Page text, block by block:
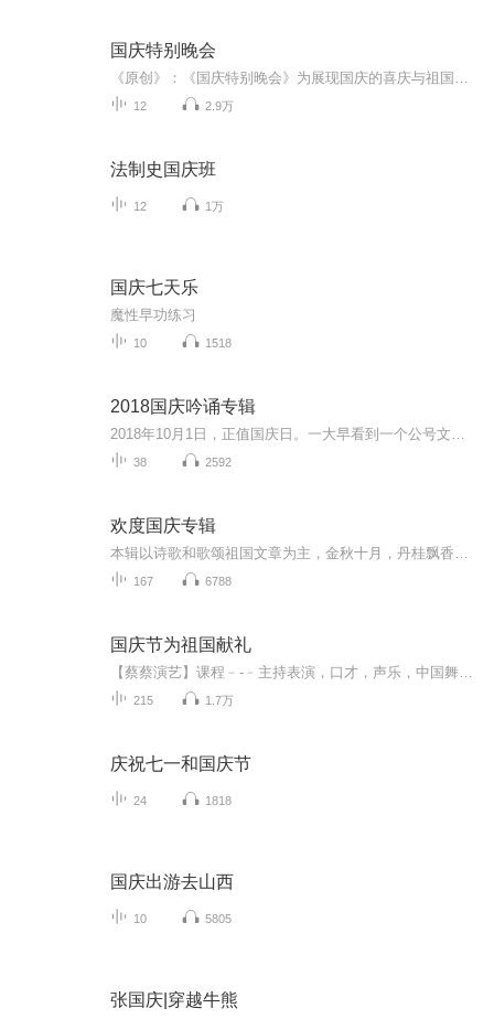
国庆特别晚会
12 2.9万
法制史国庆班
12 1万
国庆七天乐
魔性早功练习
10 1518
2018国庆吟诵专辑
38 2592
欢度国庆专辑
167 6788
国庆节为祖国献礼
215 1.7万
庆祝七一和国庆节
24 1818
国庆出游去山西
10 5805
张国庆|穿越牛熊